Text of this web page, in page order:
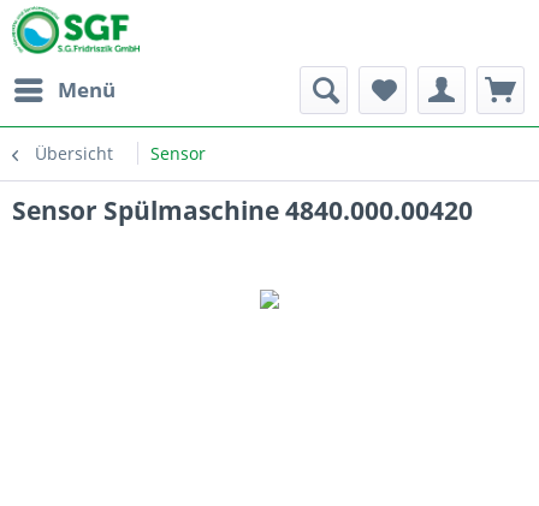
Menü
Übersicht Sensor
Sensor Spülmaschine 4840.000.00420